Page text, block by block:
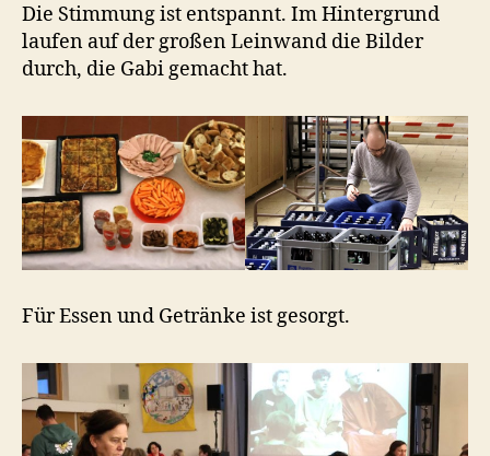
Die Stimmung ist entspannt. Im Hintergrund
laufen auf der großen Leinwand die Bilder
durch, die Gabi gemacht hat.
Für Essen und Getränke ist gesorgt.